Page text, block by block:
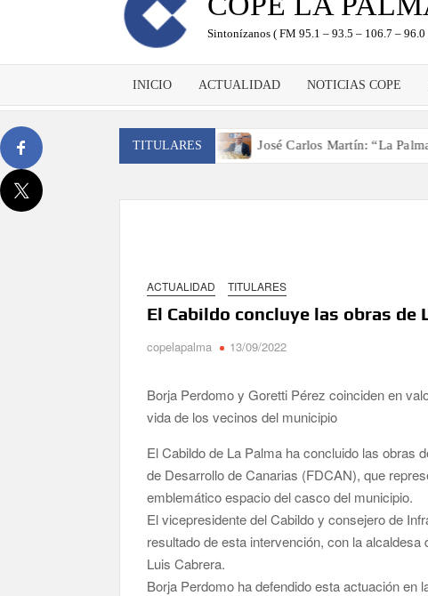
Sintonízanos ( FM 95.1 – 93.5 – 106.7 – 96.0
INICIO ACTUALIDAD NOTICIAS COPE
TITULARES
el cinturón a Canarias” José Carlos Martín: “La Palma
ACTUALIDAD TITULARES
El Cabildo concluye las obras de
copelapalma 13/09/2022
Borja Perdomo y Goretti Pérez coinciden en
vida de los vecinos del municipio
El Cabildo de La Palma ha concluido las obras
de Desarrollo de Canarias (FDCAN), que
emblemático espacio del casco del municipio.
El vicepresidente del Cabildo y consejero de
resultado de esta intervención, con la
Luis Cabrera.
Borja Perdomo ha defendido esta actuación en